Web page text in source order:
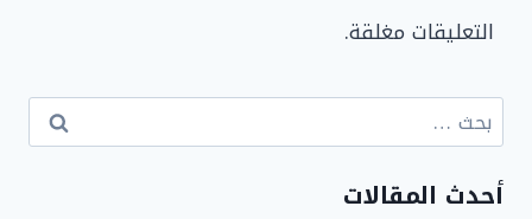
التعليقات مغلقة.
البحث
عن:
أحدث المقالات